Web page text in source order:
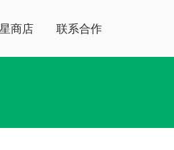
商店 联系合作